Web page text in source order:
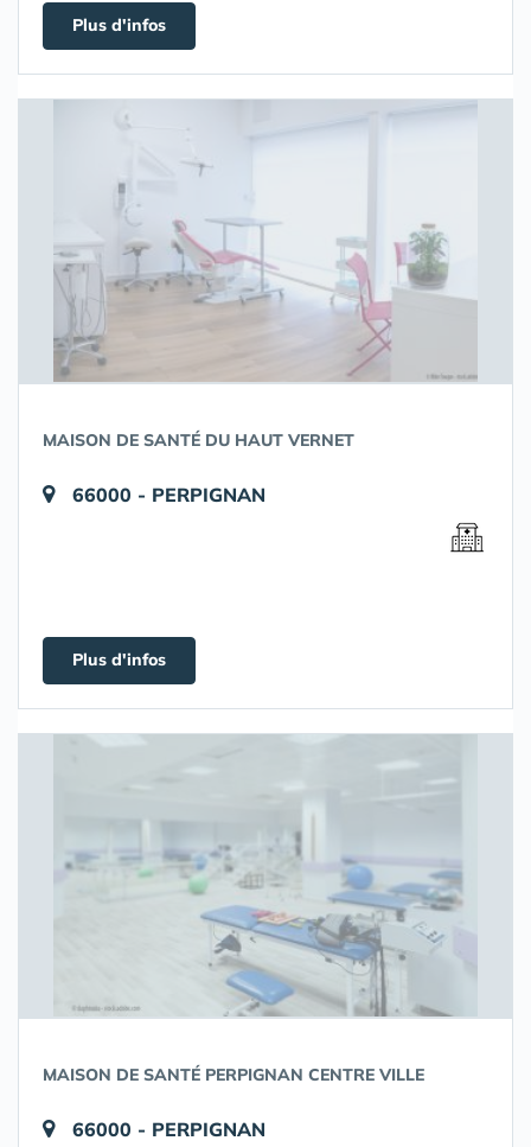
Plus d'infos
MAISON DE SANTÉ DU HAUT VERNET
66000 - PERPIGNAN
Plus d'infos
MAISON DE SANTÉ PERPIGNAN CENTRE VILLE
66000 - PERPIGNAN